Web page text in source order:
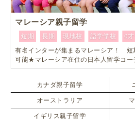
マレーシア親子留学
短期 長期 現地校 語学学校
0
有名インターが集まるマレーシア！ 短
可能★マレーシア在住の日本人留学コー
お一人おひとりに合ったワンランク上
カスタマイズ
カナダ親子留学
オーストラリア
イギリス親子留学